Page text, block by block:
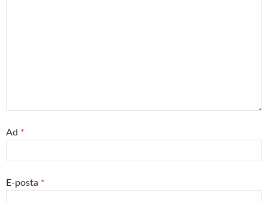
Ad *
E-posta *